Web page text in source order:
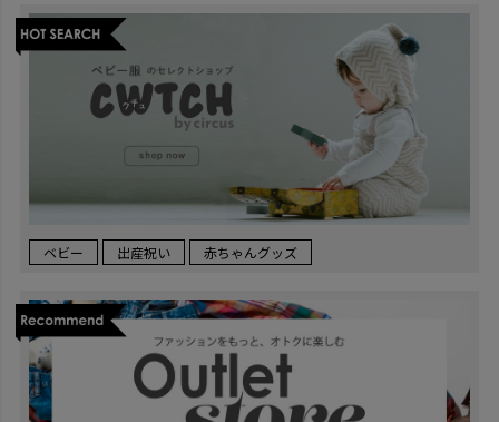
ベビー 出産祝い 赤ちゃんグッズ